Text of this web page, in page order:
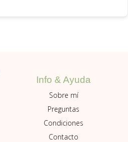
Info & Ayuda
Sobre mí
Preguntas
Condiciones
Contacto